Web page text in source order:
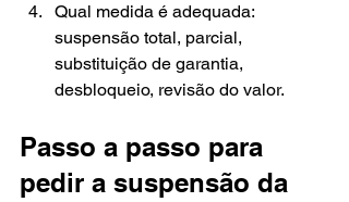
Qual medida é adequada:
suspensão total, parcial,
substituição de garantia,
desbloqueio, revisão do valor.
Passo a passo para
pedir a suspensão da